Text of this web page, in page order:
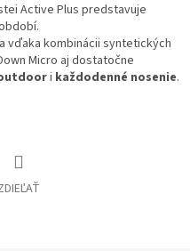
Active Plus predstavuje
a vďaka kombinácii syntetických
Micro aj dostatočne
i každodenné nosenie.